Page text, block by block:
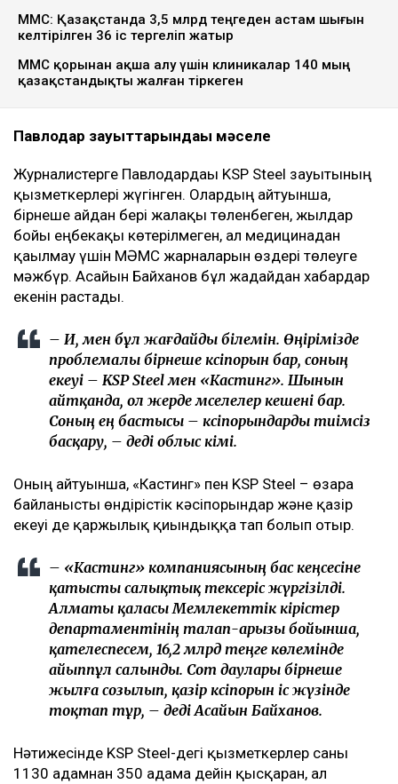
МӘМС: Қазақстанда 3,5 млрд теңгеден астам шығын
келтірілген 36 іс тергеліп жатыр
МӘМС қорынан ақша алу үшін клиникалар 140 мың
қазақстандықты жалған тіркеген
Павлодар зауыттарындағы мәселе
Журналистерге Павлодардағы KSP Steel зауытының
қызметкерлері жүгінген. Олардың айтуынша,
бірнеше айдан бері жалақы төленбеген, жылдар
бойы еңбекақы көтерілмеген, ал медицинадан
қағылмау үшін МӘМС жарналарын өздері төлеуге
мәжбүр. Асайын Байханов бұл жағдайдан хабардар
екенін растады.
– Иә, мен бұл жағдайды білемін. Өңірімізде
проблемалы бірнеше кәсіпорын бар, соның
екеуі – KSP Steel мен «Кастинг». Шынын
айтқанда, ол жерде мәселелер кешені бар.
Соның ең бастысы – кәсіпорындарды тиімсіз
басқару, – деді облыс әкімі.
Оның айтуынша, «Кастинг» пен KSP Steel – өзара
байланысты өндірістік кәсіпорындар және қазір
екеуі де қаржылық қиындыққа тап болып отыр.
– «Кастинг» компаниясының бас кеңсесіне
қатысты салықтық тексеріс жүргізілді.
Алматы қаласы Мемлекеттік кірістер
департаментінің талап-арызы бойынша,
қателеспесем, 16,2 млрд теңге көлемінде
айыппұл салынды. Сот даулары бірнеше
жылға созылып, қазір кәсіпорын іс жүзінде
тоқтап тұр, – деді Асайын Байханов.
Нәтижесінде KSP Steel-дегі қызметкерлер саны
1130 адамнан 350 адамға дейін қысқарған, ал